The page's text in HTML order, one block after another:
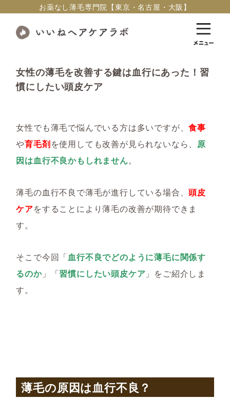
お薬なし薄毛専門院【東京・名古屋・大阪】
女性の薄毛を改善する鍵は血行にあった！習
慣にしたい頭皮ケア
女性でも薄毛で悩んでいる方は多いですが、食事
や育毛剤を使用しても改善が見られないなら、 原
因は血行不良かもしれません。
薄毛の血行不良で薄毛が進行している場合、頭皮
ケアをすることにより薄毛の改善が期待できま
す。
そこで今回「血行不良でどのように薄毛に関係す
るのか」「習慣にしたい頭皮ケア 」をご紹介しま
す。
薄毛の原因は血行不良？